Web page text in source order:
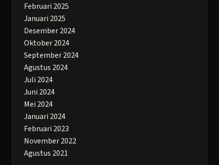
Februari 2025
Januari 2025
Desember 2024
Oktober 2024
September 2024
Agustus 2024
Juli 2024
Juni 2024
Mei 2024
Januari 2024
Februari 2023
November 2022
Agustus 2021